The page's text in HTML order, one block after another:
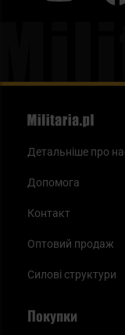
Детальніше про
Допомога
Контакт
Оптовий продаж
Силові структури
Покупки